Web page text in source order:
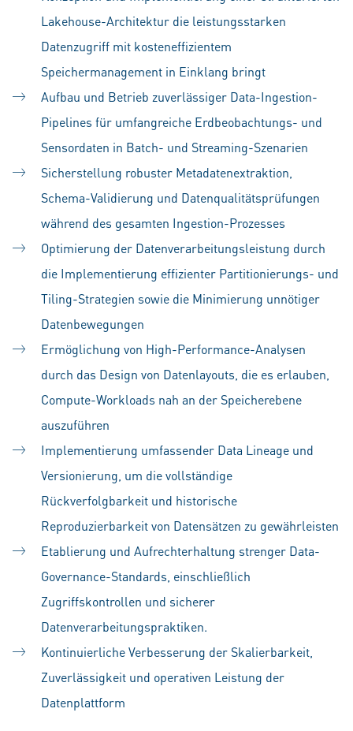
Lakehouse-Architektur die leistungsstarken
Datenzugriff mit kosteneffizientem
Speichermanagement in Einklang bringt
Aufbau und Betrieb zuverlässiger Data-Ingestion-
Pipelines für umfangreiche Erdbeobachtungs- und
Sensordaten in Batch- und Streaming-Szenarien
Sicherstellung robuster Metadatenextraktion,
Schema-Validierung und Datenqualitätsprüfungen
während des gesamten Ingestion-Prozesses
Optimierung der Datenverarbeitungsleistung durch
die Implementierung effizienter Partitionierungs- und
Tiling-Strategien sowie die Minimierung unnötiger
Datenbewegungen
Ermöglichung von High-Performance-Analysen
durch das Design von Datenlayouts, die es erlauben,
Compute-Workloads nah an der Speicherebene
auszuführen
Implementierung umfassender Data Lineage und
Versionierung, um die vollständige
Rückverfolgbarkeit und historische
Reproduzierbarkeit von Datensätzen zu gewährleisten
Etablierung und Aufrechterhaltung strenger Data-
Governance-Standards, einschließlich
Zugriffskontrollen und sicherer
Datenverarbeitungspraktiken.
Kontinuierliche Verbesserung der Skalierbarkeit,
Zuverlässigkeit und operativen Leistung der
Datenplattform